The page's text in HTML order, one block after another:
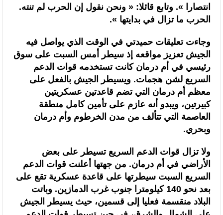
انتصارا ». وتابع قائلا: « ونحن نقول إن الحرب لم تنته.
الحرب ما تزال في بدايتها ».
وجاءت تعليقات حميدتي في الوقت الذي يواصل فيه
الجيش تعزيز مواقعه إذ سيطر أمس السبت على سوق
رئيسي في أم درمان كانت تستخدمه قوات الدعم
السريع لشن هجمات. ويسيطر الجيش بالفعل على
معظم أم درمان التي تضم قاعدتين عسكريتين
كبيرتين، ويبدو أنه عازم على تأمين كامل منطقة
العاصمة التي تتألف من مدن الخرطوم وأم درمان
وبحري.
ولا تزال قوات الدعم السريع تسيطر على بعض
الأراضي في أم درمان. من جهتها أعلنت قوات الدعم
السريع السبت سيطرتها على قاعدة عسكرية تقع على
بعد نحو 140 كيلومترا جنوب غرب الدمازين. وباتت
البلاد منقسمة فعليا إلى قسمين، حيث يسيطر الجيش